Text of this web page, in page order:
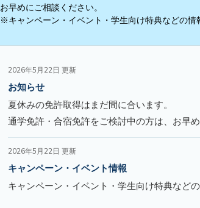
お早めにご相談ください。
※キャンペーン・イベント・学生向け特典などの情
2026年5月22日 更新
お知らせ
夏休みの免許取得はまだ間に合います。
通学免許・合宿免許をご検討中の方は、お早め
2026年5月22日 更新
キャンペーン・イベント情報
キャンペーン・イベント・学生向け特典など